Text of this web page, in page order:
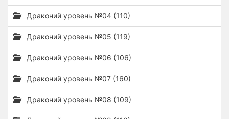
Драконий уровень №04 (110)
Драконий уровень №05 (119)
Драконий уровень №06 (106)
Драконий уровень №07 (160)
Драконий уровень №08 (109)